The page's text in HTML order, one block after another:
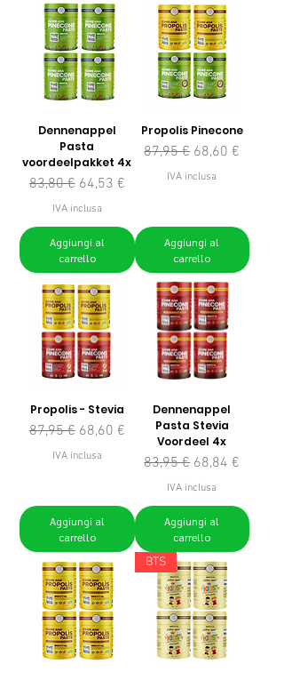
Dennenappel
Pasta
voordeelpakket 4x
Prezzo regolare
83,80 € Prezzo scontato
64,53 €
IVA inclusa
Aggiungi al
carrello
Propolis Pinecone
Prezzo regolare
87,95 € Prezzo scontato
68,60 €
IVA inclusa
Aggiungi al
carrello
Propolis - Stevia
Prezzo regolare
87,95 € Prezzo scontato
68,60 €
IVA inclusa
Aggiungi al
carrello
Dennenappel
Pasta Stevia
Voordeel 4x
Prezzo regolare
83,95 € Prezzo scontato
68,84 €
IVA inclusa
Aggiungi al
carrello
BTS